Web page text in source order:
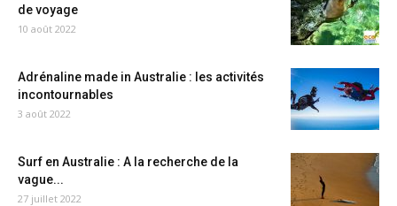
de voyage
10 août 2022
Adrénaline made in Australie : les activités
incontournables
3 août 2022
Surf en Australie : A la recherche de la
vague...
27 juillet 2022